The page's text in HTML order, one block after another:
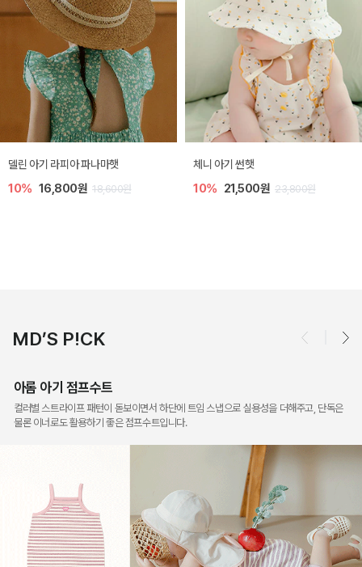
[SIZE ~6Y] 슈미 가디건
5% 17,100원 18,000원
[SIZE ~6Y] 마인 니트 가디건
10% 26,100원 29,000원
MD’S P!CK
아롬 아기 점프수트
컬러별 스트라이프 패턴이 돋보이면서 하단에 트임 스냅으로 실용성을 더해주고, 단독은
물론 이너로도 활용하기 좋은 점프수트입니다.